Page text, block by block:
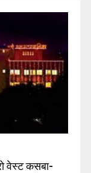
वेस्ट कसबा-